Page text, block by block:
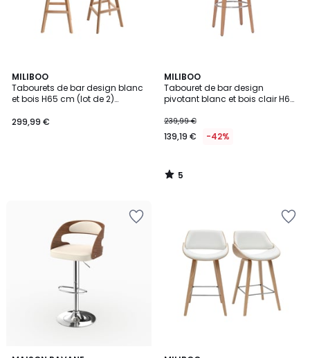
MILIBOO
Tabourets de bar design blanc
et bois H65 cm (lot de 2)
299,99 €
MILIBOO
Tabouret de bar design
pivotant blanc et bois clair H67
239,99 €
139,19 € -42%
5
/
5
5
/